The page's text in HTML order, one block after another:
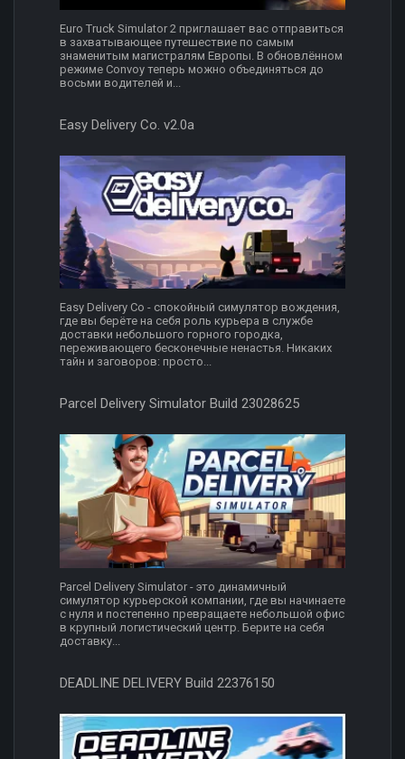
Euro Truck Simulator 2 приглашает вас отправиться
в захватывающее путешествие по самым
знаменитым магистралям Европы. В обновлённом
режиме Convoy теперь можно объединяться до
восьми водителей и...
Easy Delivery Co. v2.0a
Easy Delivery Co - спокойный симулятор вождения,
где вы берёте на себя роль курьера в службе
доставки небольшого горного городка,
переживающего бесконечные ненастья. Никаких
тайн и заговоров: просто...
Parcel Delivery Simulator Build 23028625
Parcel Delivery Simulator - это динамичный
симулятор курьерской компании, где вы начинаете
с нуля и постепенно превращаете небольшой офис
в крупный логистический центр. Берите на себя
доставку...
DEADLINE DELIVERY Build 22376150